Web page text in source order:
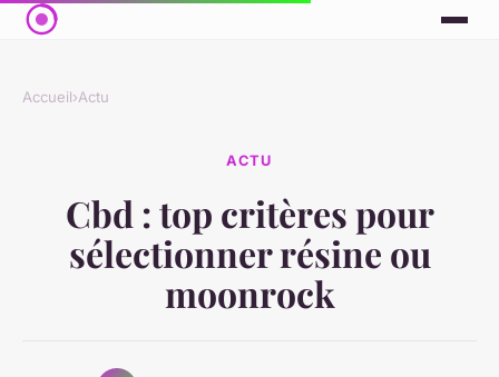
Accueil›Actu
ACTU
Cbd : top critères pour
sélectionner résine ou
moonrock